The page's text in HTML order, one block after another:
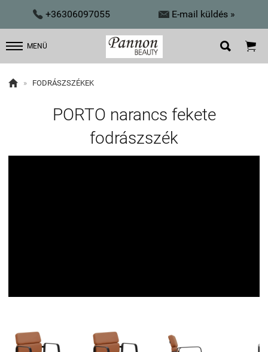
 +36306097055  E-mail küldés »
MENÜ  
 » FODRÁSZSZÉKEK
PORTO narancs fekete
fodrászszék